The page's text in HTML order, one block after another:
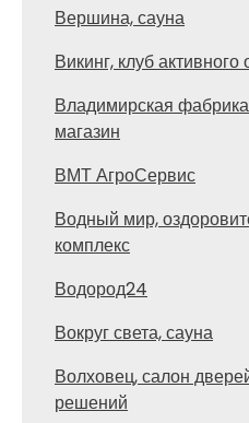
Вершина, сауна
Викинг, клуб активного
Владимирская
магазин
ВМТ АгроСервис
Водный мир,
комплекс
Водород24
Вокруг света, сауна
Волховец, салон
решений